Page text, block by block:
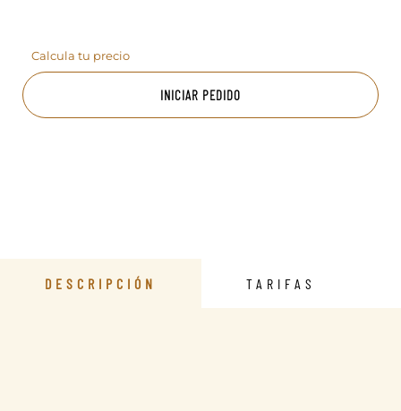
Calcula tu precio
INICIAR PEDIDO
DESCRIPCIÓN TARIFAS